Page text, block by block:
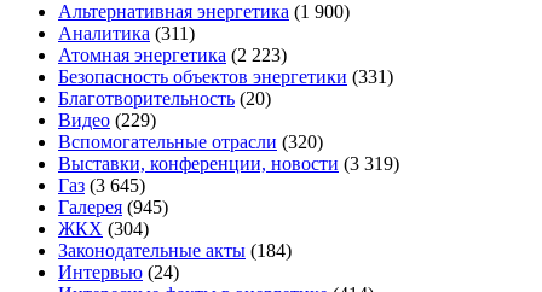
Альтернативная энергетика (1 900)
Аналитика (311)
Атомная энергетика (2 223)
Безопасность объектов энергетики (331)
Благотворительность (20)
Видео (229)
Вспомогательные отрасли (320)
Выставки, конференции, новости (3 319)
Газ (3 645)
Галерея (945)
ЖКХ (304)
Законодательные акты (184)
Интервью (24)